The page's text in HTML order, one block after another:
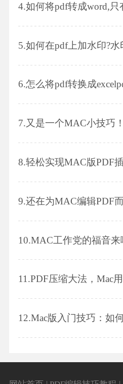
4.如何将pdf转成word,只有
5.如何在pdf上加水印?
6.怎么将pdf转换成excelpdf编
7.又是一个MAC小技巧！快速
8.轻松实现MAC版PDF
9.还在为MAC编辑PDF而头疼吗？快
10.MAC工作党的福音来啦！
11.PDF压缩大法，Mac
12.Mac版入门技巧：如